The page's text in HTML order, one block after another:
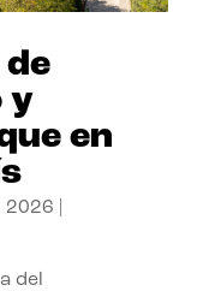
de
y
en
2026
del